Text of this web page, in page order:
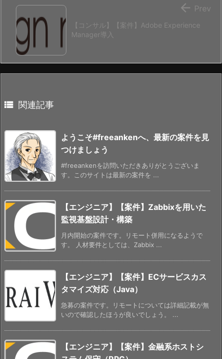
【コンサル】【案件】Adobe Experience
Manager導入
 Prev
 関連記事
ようこそ#freeankenへ、最新の案件を見
つけましょう
#freeankenを訪問いただきありがとうございま
す。このサイトは最新の案件を ...
【エンジニア】【案件】Zabbixを用いた
監視基盤設計・構築
月内開始の案件です。リモート併用になるようで
す。 人材要件としては、Zabbix ...
【エンジニア】【案件】ECサービスカス
タマイズ対応（Java）
急募の案件です。リモートについては詳細記載が無
いので確認したほうが良いでしょう。 ...
【エンジニア】【案件】金融系ホストシ